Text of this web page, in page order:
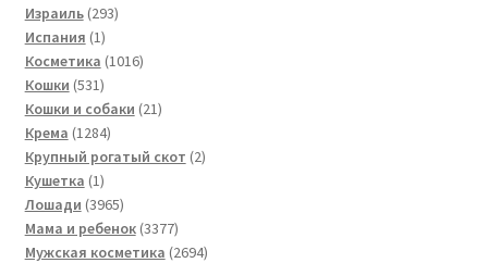
Израиль 293293
Испания 11
товар
Косметика 10161016
Кошки 531531
товар
Кошки и собаки 2121
Крема 12841284
товара
Крупный рогатый скот 22
Кушетка 11
товар
Лошади 39653965
товаров
Мама и ребенок 33773377
товаров
Мужская косметика 26942694